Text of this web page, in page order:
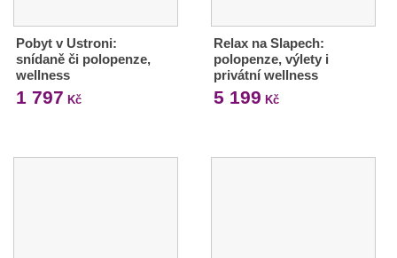
Pobyt v Ustroni:
snídaně či polopenze,
wellness
1 797 Kč
Relax na Slapech:
polopenze, výlety i
privátní wellness
5 199 Kč